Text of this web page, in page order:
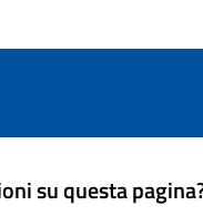
su questa